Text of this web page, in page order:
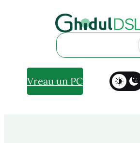
Search
Vreau un PC